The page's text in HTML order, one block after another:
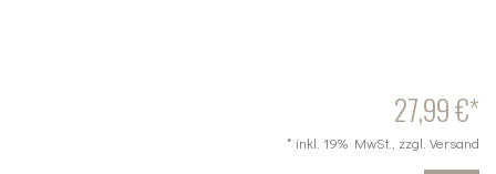
27,99 €*
* inkl. 19% MwSt., zzgl. Versand